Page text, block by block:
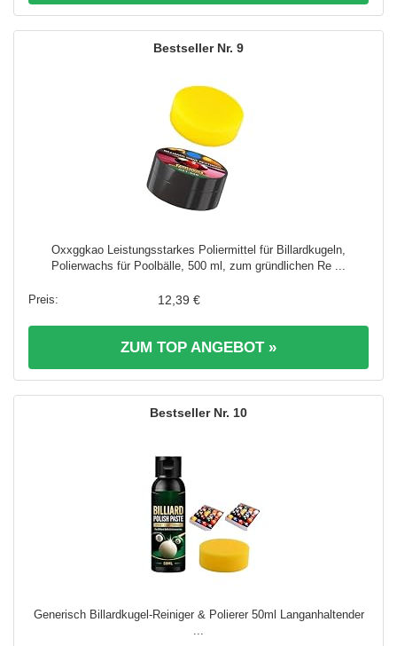
9
Oxxggkao Leistungsstarkes Poliermittel für Billardkugeln,
Polierwachs für Poolbälle, 500 ml, zum gründlichen Re ...
12,39 €
ZUM TOP ANGEBOT »
10
Generisch Billardkugel-Reiniger & Polierer 50ml Langanhaltender
...